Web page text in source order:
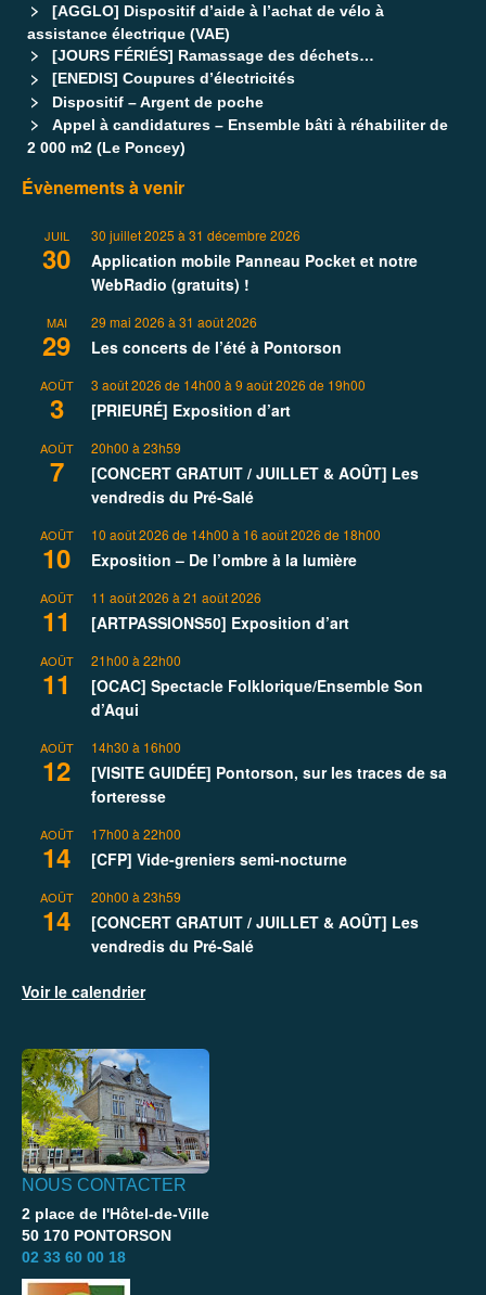
[AGGLO] Dispositif d’aide à l’achat de vélo à
assistance électrique (VAE)
[JOURS FÉRIÉS] Ramassage des déchets…
[ENEDIS] Coupures d’électricités
Dispositif – Argent de poche
Appel à candidatures – Ensemble bâti à réhabiliter de
2 000 m2 (Le Poncey)
Évènements à venir
JUIL
30
30 juillet 2025 à 31 décembre 2026
Application mobile Panneau Pocket et notre
WebRadio (gratuits) !
MAI
29
29 mai 2026 à 31 août 2026
Les concerts de l’été à Pontorson
AOÛT
3
3 août 2026 de 14h00 à 9 août 2026 de 19h00
[PRIEURÉ] Exposition d’art
AOÛT
7
20h00 à 23h59
[CONCERT GRATUIT / JUILLET & AOÛT] Les
vendredis du Pré-Salé
AOÛT
10
10 août 2026 de 14h00 à 16 août 2026 de 18h00
Exposition – De l’ombre à la lumière
AOÛT
11
11 août 2026 à 21 août 2026
[ARTPASSIONS50] Exposition d’art
AOÛT
11
21h00 à 22h00
[OCAC] Spectacle Folklorique/Ensemble Son
d’Aqui
AOÛT
12
14h30 à 16h00
[VISITE GUIDÉE] Pontorson, sur les traces de sa
forteresse
AOÛT
14
17h00 à 22h00
[CFP] Vide-greniers semi-nocturne
AOÛT
14
20h00 à 23h59
[CONCERT GRATUIT / JUILLET & AOÛT] Les
vendredis du Pré-Salé
Voir le calendrier
NOUS CONTACTER
2 place de l'Hôtel-de-Ville
50 170 PONTORSON
02 33 60 00 18